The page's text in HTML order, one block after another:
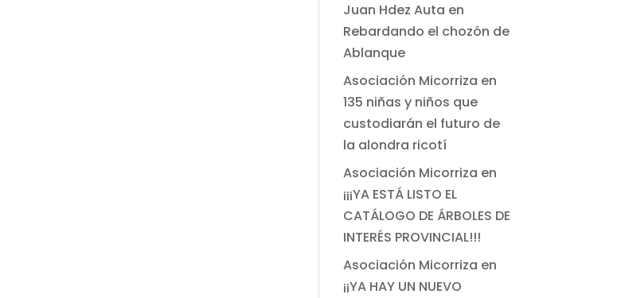
Juan Hdez Auta en
Rebardando el chozón de
Ablanque
Asociación Micorriza en
135 niñas y niños que
custodiarán el futuro de
la alondra ricotí
Asociación Micorriza en
¡¡¡YA ESTÁ LISTO EL
CATÁLOGO DE ÁRBOLES DE
INTERÉS PROVINCIAL!!!
Asociación Micorriza en
¡¡YA HAY UN NUEVO